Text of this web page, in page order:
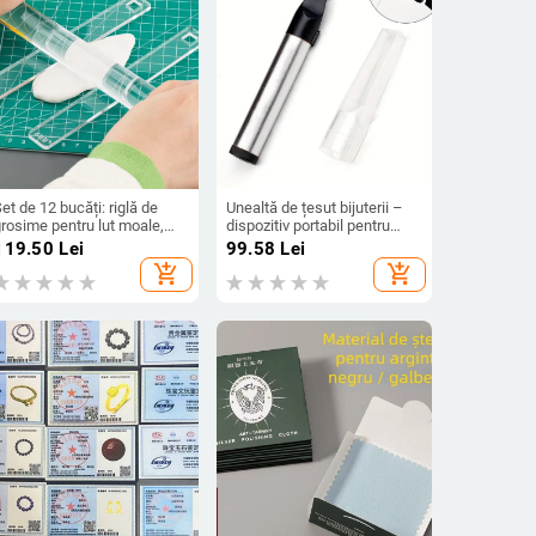
de 12 bucăți: riglă de
pentru lut moale,
de rulare și nivel, pentru
începători – unelte DIY
Lei
add_shopping_cart
Unealtă de țesut bijuterii –
dispozitiv portabil pentru
mărgele și gravură de
sfoară, funcție de sudură cu
ceară, procesare
99.58 Lei
add_shopping_cart